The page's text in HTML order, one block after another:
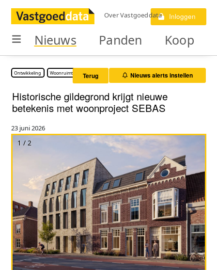
Over Vastgoeddata Inloggen
Nieuws Panden Koop
Ontwikkeling Woonruimte Terug Nieuws alerts instellen
Historische gildegrond krijgt nieuwe
betekenis met woonproject SEBAS
23 juni 2026
1 / 2